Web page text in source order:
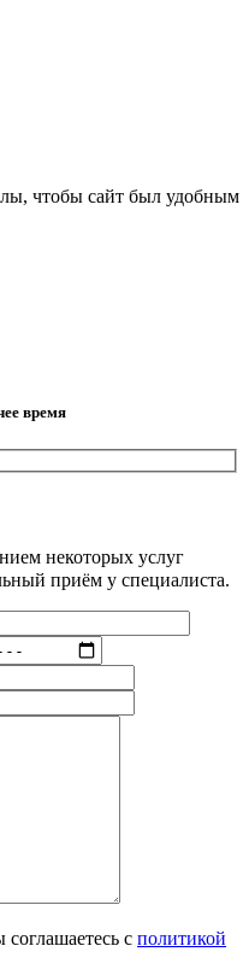
чтобы сайт был удобным
время
некоторых услуг
приём у специалиста.
с политикой